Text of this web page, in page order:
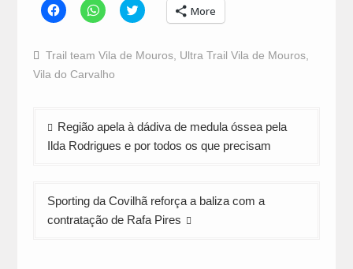
Click
to
Facebook
(Opens
in
new
Click
to
WhatsApp
(Opens
in
new
Click
to
Twitter
(Opens
More
Trail team Vila de Mouros, Ultra Trail Vila de Mouros,
Vila do Carvalho
Navegação
de
Região apela à dádiva de medula óssea pela
Ilda Rodrigues e por todos os que precisam
Sporting da Covilhã reforça a baliza com a
contratação de Rafa Pires